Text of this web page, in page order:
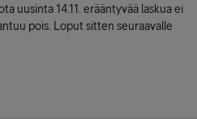
uusinta 14.11. erääntyvää laskua ei
pois. Loput sitten seuraavalle